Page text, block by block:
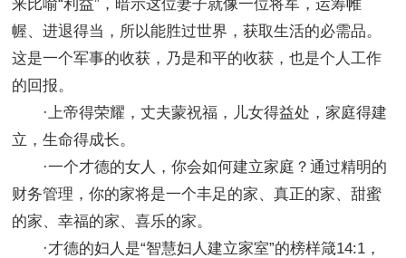
来比喻“利益”，暗示这位妻子就像一位将军，运筹帷
幄、进退得当，所以能胜过世界，获取生活的必需品。
这是一个军事的收获，乃是和平的收获，也是个人工作
的回报。
·上帝得荣耀，丈夫蒙祝福，儿女得益处，家庭得建
立，生命得成长。
·一个才德的女人，你会如何建立家庭？通过精明的
财务管理，你的家将是一个丰足的家、真正的家、甜蜜
的家、幸福的家、喜乐的家。
·才德的妇人是“智慧妇人建立家室”的榜样箴14:1，